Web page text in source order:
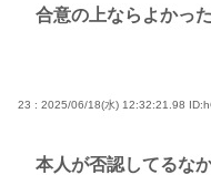
合意の上ならよかっ
23 : 2025/06/18(水) 12:32:21.98
本人が否認してるな